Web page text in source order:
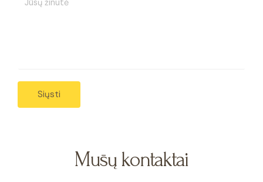
Mūsų kontaktai
Siųsti